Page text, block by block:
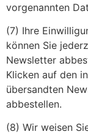
vorgenannten
(7) Ihre
können Sie
Newsletter
Klicken auf den
übersandten
abbestellen.
(8) Wir weisen